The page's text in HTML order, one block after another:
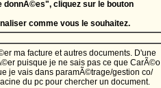
donnÃ©es", cliquez sur le bouton
comme vous le souhaitez.
ma facture et autres documents. D'une
puisque je ne sais pas ce que CarÃ©o
je vais dans paramÃ©trage/gestion co/
du pc pour chercher un document.